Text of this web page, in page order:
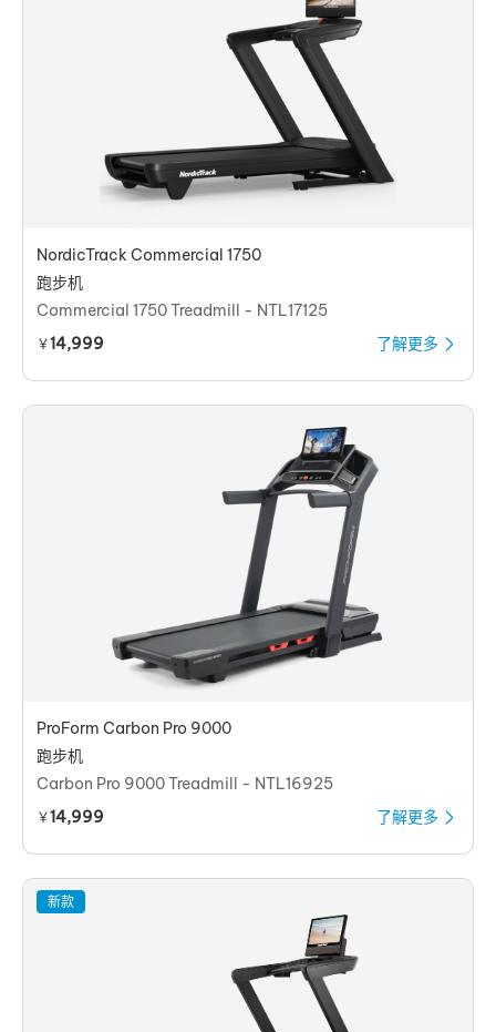
NordicTrack Commercial 1750
跑步机
Commercial 1750 Treadmill - NTL17125
￥14,999 了解更多
ProForm Carbon Pro 9000
跑步机
Carbon Pro 9000 Treadmill - NTL16925
￥14,999 了解更多
新款